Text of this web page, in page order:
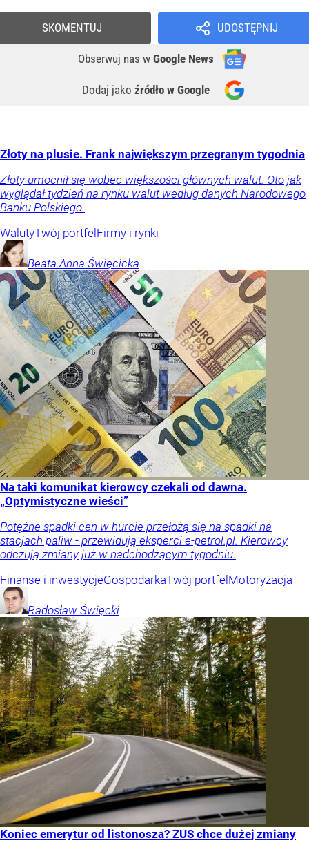
UDOSTĘPNIJ
Obserwuj nas w Google News
Dodaj jako źródło w Google
SKOMENTUJ
Złoty na plusie. Frank największym przegranym tygodnia
Złoty umocnił się wobec większości głównych walut. Oto jak
wyglądał tydzień na rynku walut według danych Narodowego
Banku Polskiego.
WalutyTwój portfel Firmy i rynki
Beata Anna Święcicka
Na taki komunikat kierowcy czekali od dawna.
„Optymistyczne wieści”
Potężne spadki cen w hurcie przełożą się na spadki na
stacjach paliw - przewidują eksperci e-petrol.pl. Kierowcy
odczują zmiany już w nadchodzącym tygodniu.
Finanse i inwestycjeGospodarkaTwój portfel Motoryzacja
Radosław Święcki
Koniec emerytur od listonosza? ZUS chce dużej zmiany